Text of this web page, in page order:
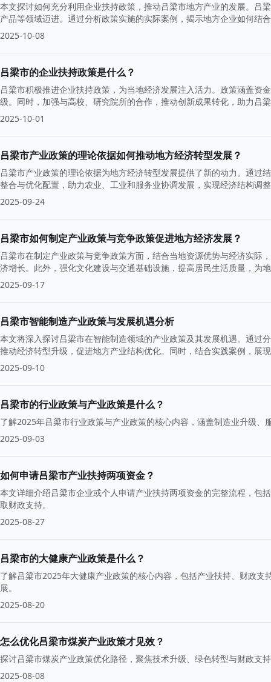
本文探讨如何充分利用企业扶持政策，推动吕梁市地方产业的发展。吕
产品等领域迈进。通过分析政策实施的实际案例，揭示地方企业如何结
2025-10-08
吕梁市的企业扶持政策是什么？
吕梁市积极推进企业扶持政策，为当地经济发展注入活力。政策涵盖
级。同时，加强与高校、研究院所的合作，推动创新成果转化，助力吕
2025-10-01
吕梁市产业政策的理论依据如何推动地方经济转型发展？
吕梁市产业政策的理论依据为地方经济转型发展提供了新的动力。通
整合与优化配置，助力农业、工业和服务业协调发展，实现经济结构调
2025-09-24
吕梁市如何制定产业政策与竞争政策促进地方经济发展？
吕梁市在制定产业政策与竞争政策方面，结合当地资源优势与经济实际
济增长。此外，强化文化建设与交通基础设施，提高居民生活质量，为
2025-09-17
吕梁市智能制造产业政策与发展机遇分析
本文将深入探讨吕梁市在智能制造领域的产业政策及其发展机遇。通过
推动经济转型升级，促进地方产业结构优化。同时，结合实践案例，展
2025-09-10
吕梁市的行业政策与产业政策是什么？
了解2025年吕梁市行业政策与产业政策的核心内容，涵盖制造业升级
2025-09-03
如何申请吕梁市产业扶持两项资金？
本文详细介绍吕梁市企业或个人申请产业扶持两项资金的完整流程，包
取财政支持。
2025-08-27
吕梁市的大健康产业政策是什么？
了解吕梁市2025年大健康产业政策的核心内容，包括产业扶持、财政
展。
2025-08-20
怎么优化吕梁市煤炭产业政策才见效？
探讨吕梁市煤炭产业政策优化路径，聚焦技术升级、绿色转型与财政支
2025-08-08